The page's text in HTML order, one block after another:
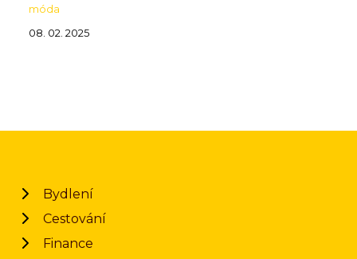
móda
08. 02. 2025
Bydlení
Cestování
Finance